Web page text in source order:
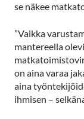
se näkee
”Vaikka
mantereella
on aina varaa
aina
ihmisen –